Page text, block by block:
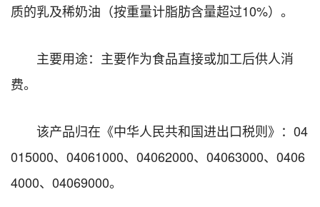
质的乳及稀奶油（按重量计脂肪含量超过10%）。
主要用途：主要作为食品直接或加工后供人消
费。
该产品归在《中华人民共和国进出口税则》：04
015000、04061000、04062000、04063000、0406
4000、04069000。